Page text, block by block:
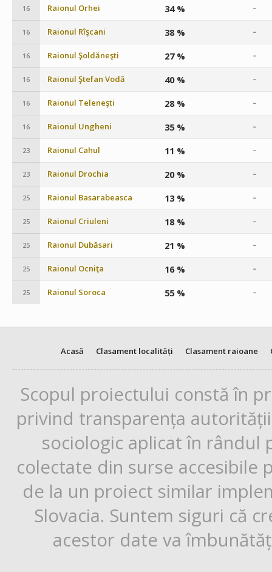
16 Raionul Orhei 34 % –
16 Raionul Rîşcani 38 % –
16 Raionul Şoldăneşti 27 % –
16 Raionul Ştefan Vodă 40 % –
16 Raionul Teleneşti 28 % –
16 Raionul Ungheni 35 % –
23 Raionul Cahul 11 % –
23 Raionul Drochia 20 % –
25 Raionul Basarabeasca 13 % –
25 Raionul Criuleni 18 % –
25 Raionul Dubăsari 21 % –
25 Raionul Ocniţa 16 % –
25 Raionul Soroca 55 % –
Acasă Clasament localități Clasament raioane
Scopul proiectului constă în
privind transparența
sociologic aplicat în rândul
colectate din surse
de la un proiect similar
Slovacia. Suntem siguri că
acestor date va